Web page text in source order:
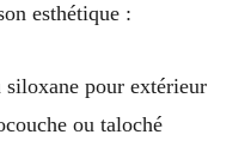
esthétique :
pour extérieur
ou taloché